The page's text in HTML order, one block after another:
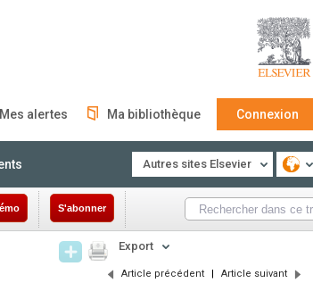
Mes alertes Ma bibliothèque Connexion
Autres sites Elsevier
S'abonner
Export
Article précédent | Article suivant